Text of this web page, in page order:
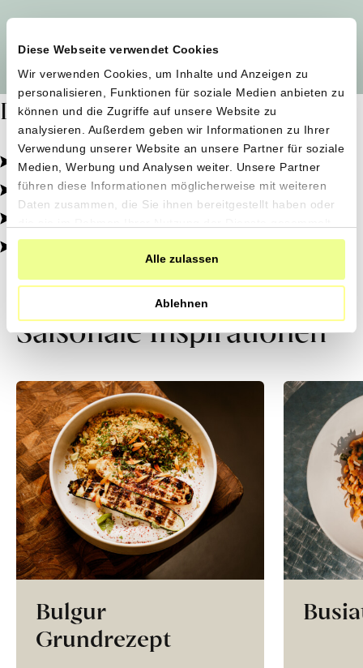
Diese Webseite verwendet Cookies
Wir verwenden Cookies, um Inhalte und Anzeigen zu
personalisieren, Funktionen für soziale Medien anbieten zu
können und die Zugriffe auf unsere Website zu
analysieren. Außerdem geben wir Informationen zu Ihrer
Verwendung unserer Website an unsere Partner für soziale
Medien, Werbung und Analysen weiter. Unsere Partner
führen diese Informationen möglicherweise mit weiteren
Daten zusammen, die Sie ihnen bereitgestellt haben oder
haben.
Alle zulassen
Ablehnen
Dafür stehen wir
Pestizidfrei angebaut, schonend verarbeitet.
Natürliche Zutaten, echter Geschmack.
Von kleinen Höfen, direkt zu dir.
100% transparent, 0% Zusatzstoffe.
Saisonale Inspirationen
Bulgur
Grundrezept